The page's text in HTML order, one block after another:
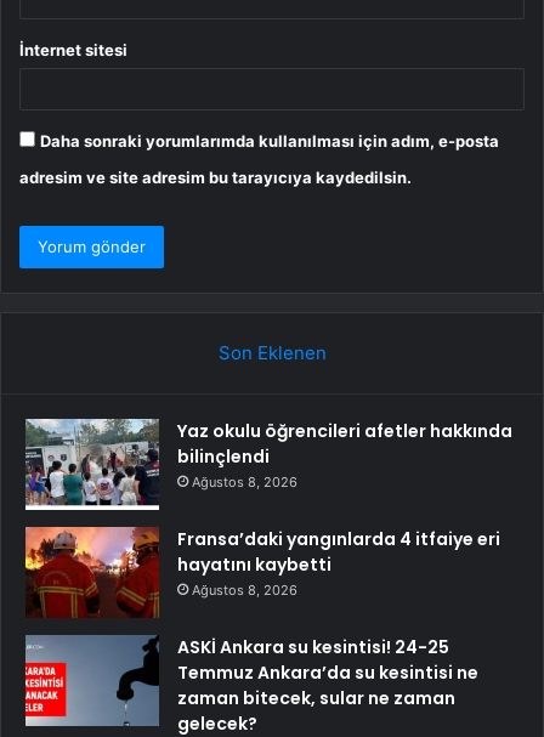
İnternet sitesi
Daha sonraki yorumlarımda kullanılması için adım, e-posta
adresim ve site adresim bu tarayıcıya kaydedilsin.
Son Eklenen
Yaz okulu öğrencileri afetler hakkında
bilinçlendi
Ağustos 8, 2026
Fransa’daki yangınlarda 4 itfaiye eri
hayatını kaybetti
Ağustos 8, 2026
ASKİ Ankara su kesintisi! 24-25
Temmuz Ankara’da su kesintisi ne
zaman bitecek, sular ne zaman
gelecek?